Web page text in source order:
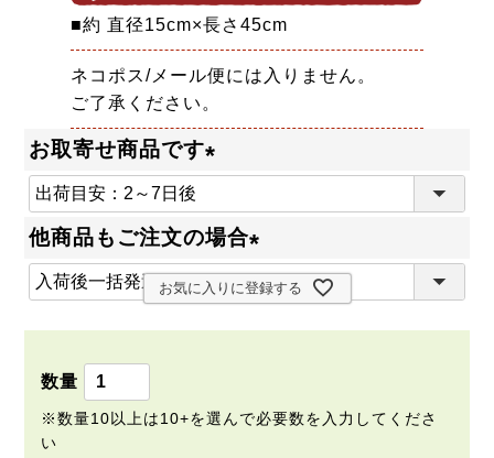
■約 直径15cm×長さ45cm
ネコポス/メール便には入りません。
ご了承ください。
お取寄せ商品です
必
)
他商品もご注文の場合
(
お気に入りに登録する